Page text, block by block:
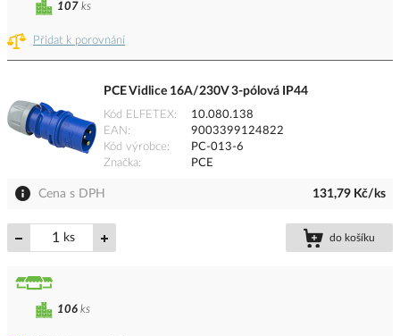
Přidat k porovnání
107 ks
PCE Vidlice 16A/230V 3-pólová IP44
Kód ELFETEX
10.080.138
EAN
9003399124822
Kód výrobce
PC-013-6
Značka
PCE
Cena s DPH 131,79 Kč/ks
ks do košíku
106 ks